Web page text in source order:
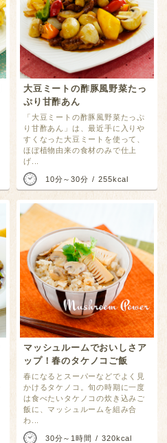
大豆ミートの酢豚風野菜たっ
ぷり甘酢あん
「大豆ミートの酢豚風野菜たっぷ
り甘酢あん」は、最近手に入りや
すくなった大豆ミートを使って、
ほぼ植物由来の食材のみで仕上
げ...
10分～30分 255kcal
マッシュルームでおいしさア
ップ！春のタケノコご飯
春になるとスーパーなどでよく見
かけるタケノコ。旬の時期に一度
は食べたいタケノコの炊き込みご
飯に、マッシュルームを組み合
わ...
30分～1時間 320kcal